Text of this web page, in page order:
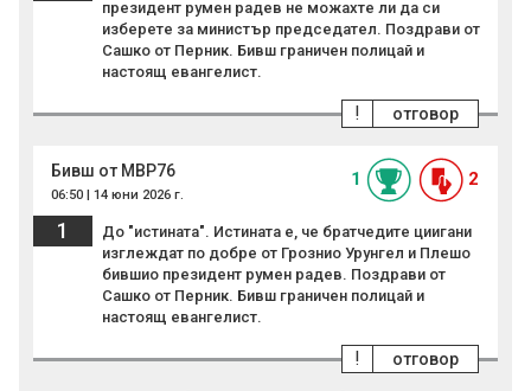
президент румен радев не можахте ли да си
изберете за министър председател. Поздрави от
Сашко от Перник. Бивш граничен полицай и
настоящ евангелист.
отговор
!
Бивш от МВР76
06:50 | 14 юни 2026 г.
1 2
1
До "истината". Истината е, че братчедите циигани
изглеждат по добре от Грознио Урунгел и Плешо
бившио президент румен радев. Поздрави от
Сашко от Перник. Бивш граничен полицай и
настоящ евангелист.
отговор
!